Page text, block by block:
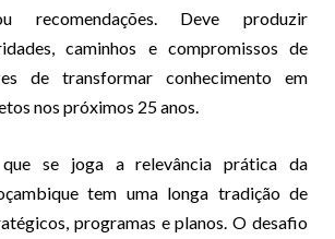
recomendações. Deve produzir
caminhos e compromissos de
de transformar conhecimento em
nos próximos 25 anos.
se joga a relevância prática da
tem uma longa tradição de
programas e planos. O desafio